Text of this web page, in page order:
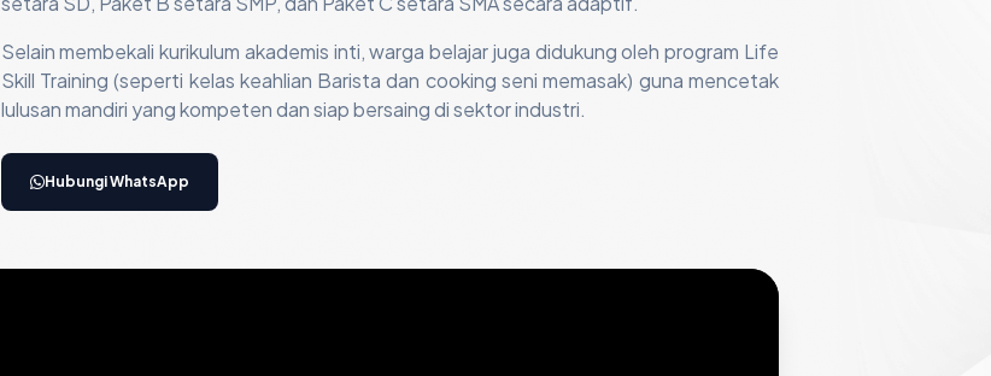
Selain membekali kurikulum akademis inti, warga belajar juga didukung oleh program Life
Skill Training (seperti kelas keahlian Barista dan cooking seni memasak) guna mencetak
lulusan mandiri yang kompeten dan siap bersaing di sektor industri.
Hubungi WhatsApp